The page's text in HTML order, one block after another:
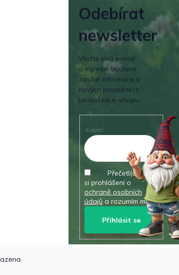
Odebírat
newsletter
Vložte svůj e-mail
a my vám budeme
zasílat informace o
nových produktech
na našem e-shopu.
E-MAIL
Přečetl(a) jsem
si prohlášení o
ochraně osobních
údajů a rozumím mu.
Přihlásit se